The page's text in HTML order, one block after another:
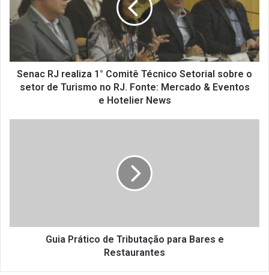
Comitê
Técnico
o
setor
RJ.
Senac RJ realiza 1° Comitê Técnico Setorial sobre o
setor de Turismo no RJ. Fonte: Mercado & Eventos
e Hotelier News
Guia Prático de Tributação para Bares e
Restaurantes